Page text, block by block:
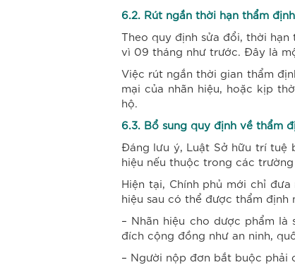
6.2. Rút ngắn thời hạn thẩm
Theo quy định sửa đổi, thời
vì 09 tháng như trước. Đây là
Việc rút ngắn thời gian thẩm
mại của nhãn hiệu, hoặc kịp
hộ.
6.3. Bổ sung quy định về thẩm
Đáng lưu ý, Luật Sở hữu trí tuệ
hiệu nếu thuộc trong các
Hiện tại, Chính phủ mới chỉ
hiệu sau có thể được thẩm định
– Nhãn hiệu cho dược phẩm
đích cộng đồng như an ninh,
– Người nộp đơn bắt buộc phải